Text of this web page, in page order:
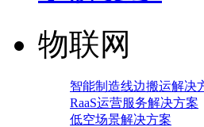
物联网
智能制造线边搬运解决
RaaS运营服务解决方案
低空场景解决方案